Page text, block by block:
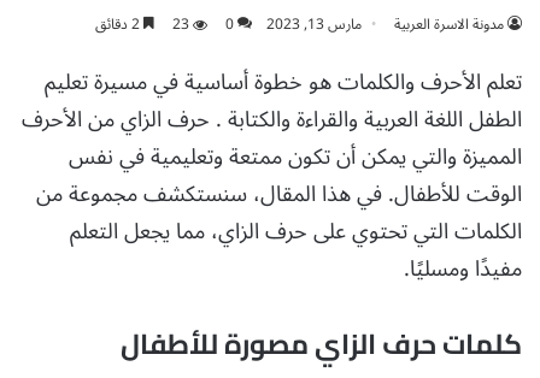
مدونة الاسرة العربية مارس 13, 2023 0
23
تعلم الأحرف والكلمات هو خطوة أساسية في مسيرة تعليم
الطفل اللغة العربية والقراءة والكتابة . حرف الزاي من الأحرف
المميزة والتي يمكن أن تكون ممتعة وتعليمية في نفس
الوقت للأطفال. في هذا المقال، سنستكشف مجموعة من
الكلمات التي تحتوي على حرف الزاي، مما يجعل التعلم
مفيدًا ومسليًا.
كلمات حرف الزاي مصورة للأطفال